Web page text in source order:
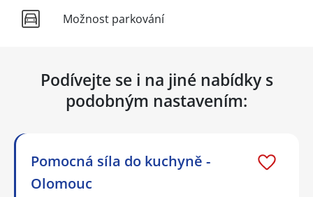
Možnost parkování
Podívejte se i na jiné nabídky s
podobným nastavením:
Pomocná síla do kuchyně -
Olomouc